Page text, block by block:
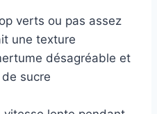
verts ou pas assez
une texture
désagréable et
de sucre